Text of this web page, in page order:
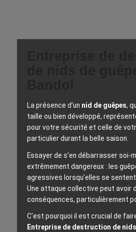
La présence d’un nid de guêpes,
taille ou bien développé,
pour votre sécurité et celle de
particulier durant la belle saison.
Essayer de s’en débarrasser soi-
extrêmement dangereux : les
agressives lorsqu’elles se sentent
Une attaque collective peut avoir
conséquences, particulièrement
C’est pourquoi il est crucial de
Entreprise de destruction de